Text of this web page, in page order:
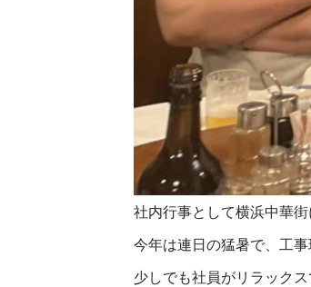
社内行事として横浜中華
今年は連日の猛暑で、工
少しでも社員がリラック